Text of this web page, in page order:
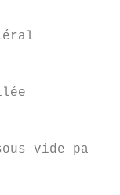
vide par